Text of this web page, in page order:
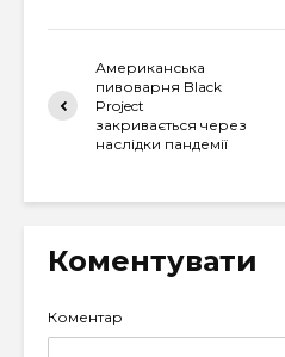
Американська
пивоварня Black
Project
закривається через
наслідки пандемії
Коментувати
Коментар